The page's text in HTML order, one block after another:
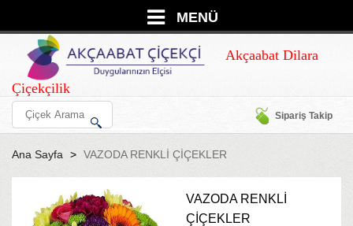
MENÜ
Akçaabat Dilara
Çiçekçilik
Sipariş Takip
Ana Sayfa VAZODA RENKLİ ÇİÇEKLER
VAZODA RENKLİ
ÇİÇEKLER